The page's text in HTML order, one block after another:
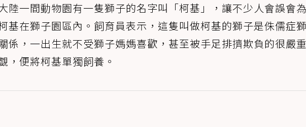
陸一間動物園有一隻獅子的名字叫「柯基」，讓不少人會誤會
基在獅子園區內。飼育員表示，這隻叫做柯基的獅子是侏儒症獅
係，一出生就不受獅子媽媽喜歡，甚至被手足排擠欺負的很嚴
，便將柯基單獨飼養。